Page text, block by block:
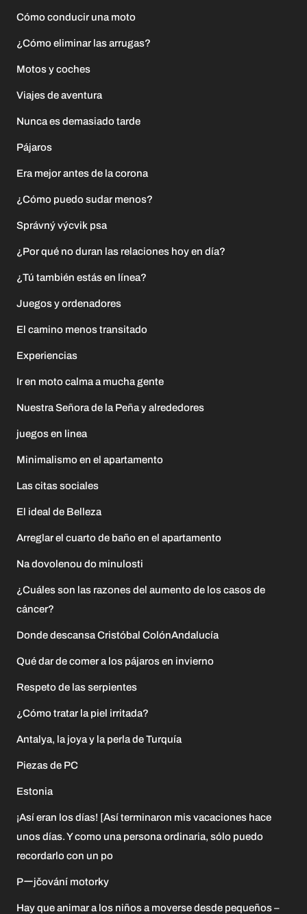
Cómo conducir una moto
¿Cómo eliminar las arrugas?
Motos y coches
Viajes de aventura
Nunca es demasiado tarde
Pájaros
Era mejor antes de la corona
¿Cómo puedo sudar menos?
Správný výcvik psa
¿Por qué no duran las relaciones hoy en día?
¿Tú también estás en línea?
Juegos y ordenadores
El camino menos transitado
Experiencias
Ir en moto calma a mucha gente
Nuestra Señora de la Peña y alrededores
juegos en linea
Minimalismo en el apartamento
Las citas sociales
El ideal de Belleza
Arreglar el cuarto de baño en el apartamento
Na dovolenou do minulosti
¿Cuáles son las razones del aumento de los casos de
cáncer?
Donde descansa Cristóbal ColónAndalucía
Qué dar de comer a los pájaros en invierno
Respeto de las serpientes
¿Cómo tratar la piel irritada?
Antalya, la joya y la perla de Turquía
Piezas de PC
Estonia
¡Así eran los días! [Así terminaron mis vacaciones hace
unos días. Y como una persona ordinaria, sólo puedo
recordarlo con un po
Pーjčování motorky
Hay que animar a los niños a moverse desde pequeños –